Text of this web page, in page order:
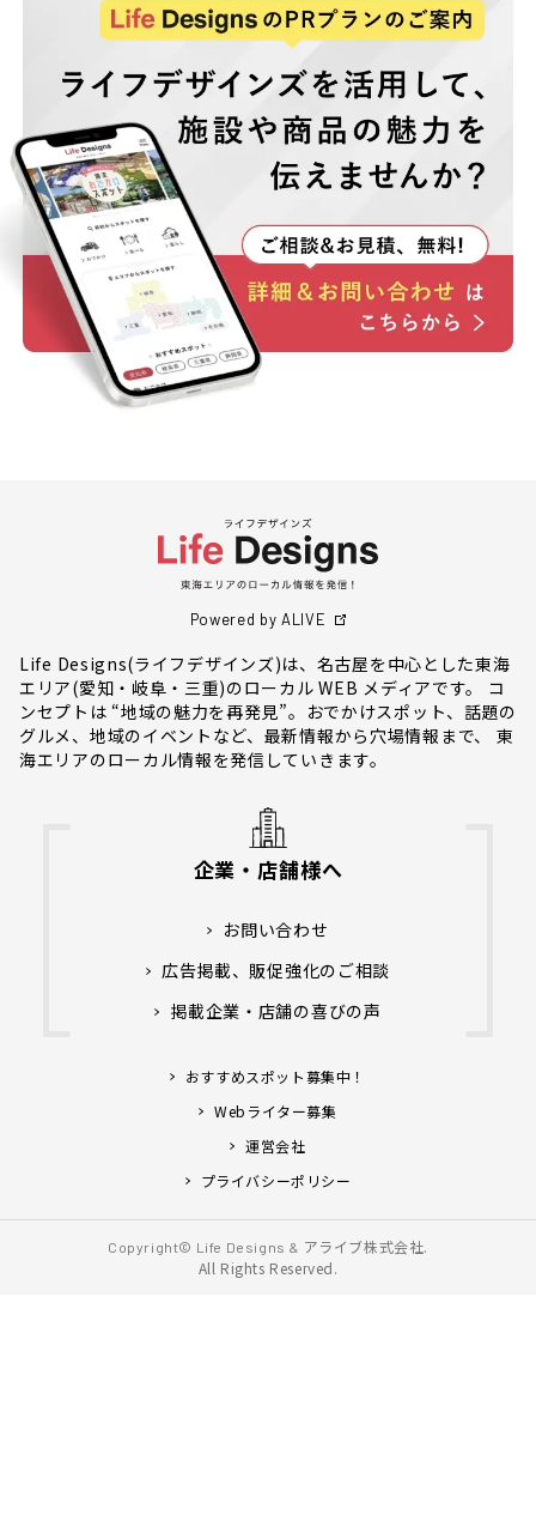
Powered by ALIVE
Life Designs(ライフデザインズ)は、名古屋を中心とした東海
エリア(愛知・岐阜・三重)のローカル WEB メディアです。 コ
ンセプトは “地域の魅力を再発見”。おでかけスポット、話題の
グルメ、地域のイベントなど、最新情報から穴場情報まで、 東
海エリアのローカル情報を発信していきます。
企業・店舗様へ
お問い合わせ
広告掲載、販促強化のご相談
掲載企業・店舗の喜びの声
おすすめスポット募集中！
Webライター募集
運営会社
プライバシーポリシー
Copyright© Life Designs & アライブ株式会社.
All Rights Reserved.